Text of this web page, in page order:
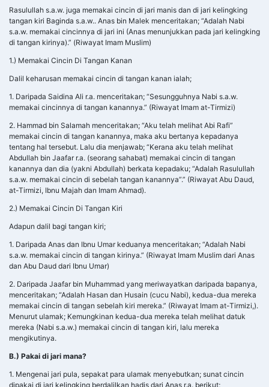
Rasulullah s.a.w. juga memakai cincin di jari manis dan di jari kelingking
tangan kiri Baginda s.a.w.. Anas bin Malek menceritakan; “Adalah Nabi
s.a.w. memakai cincinnya di jari ini (Anas menunjukkan pada jari kelingking
di tangan kirinya).” (Riwayat Imam Muslim)
1.) Memakai Cincin Di Tangan Kanan
Dalil keharusan memakai cincin di tangan kanan ialah;
1. Daripada Saidina Ali r.a. menceritakan; “Sesungguhnya Nabi s.a.w.
memakai cincinnya di tangan kanannya.” (Riwayat Imam at-Tirmizi)
2. Hammad bin Salamah menceritakan; “Aku telah melihat Abi Rafi”
memakai cincin di tangan kanannya, maka aku bertanya kepadanya
tentang hal tersebut. Lalu dia menjawab; “Kerana aku telah melihat
Abdullah bin Jaafar r.a. (seorang sahabat) memakai cincin di tangan
kanannya dan dia (yakni Abdullah) berkata kepadaku; “Adalah Rasulullah
s.a.w. memakai cincin di sebelah tangan kanannya”.” (Riwayat Abu Daud,
at-Tirmizi, Ibnu Majah dan Imam Ahmad).
2.) Memakai Cincin Di Tangan Kiri
Adapun dalil bagi tangan kiri;
1. Daripada Anas dan Ibnu Umar keduanya menceritakan; “Adalah Nabi
s.a.w. memakai cincin di tangan kirinya.” (Riwayat Imam Muslim dari Anas
dan Abu Daud dari Ibnu Umar)
2. Daripada Jaafar bin Muhammad yang meriwayatkan daripada bapanya,
menceritakan; “Adalah Hasan dan Husain (cucu Nabi), kedua-dua mereka
memakai cincin di tangan sebelah kiri mereka.” (Riwayat Imam at-Tirmizi,).
Menurut ulamak; Kemungkinan kedua-dua mereka telah melihat datuk
mereka (Nabi s.a.w.) memakai cincin di tangan kiri, lalu mereka
mengikutinya.
B.) Pakai di jari mana?
1. Mengenai jari pula, sepakat para ulamak menyebutkan; sunat cincin
dipakai di jari kelingking berdalilkan hadis dari Anas r.a. berikut;